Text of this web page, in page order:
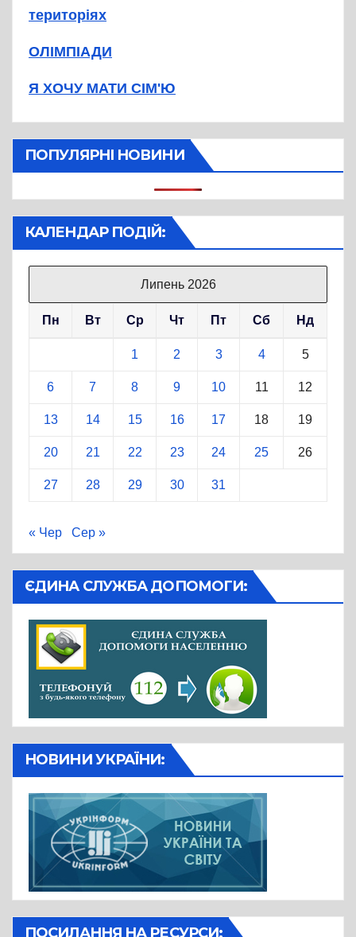
територіях
ОЛІМПІАДИ
Я ХОЧУ МАТИ СІМ'Ю
ПОПУЛЯРНІ НОВИНИ
КАЛЕНДАР ПОДІЙ:
Липень 2026
Пн Вт Ср Чт Пт Сб Нд
1 2 3 4 5
6 7 8 9 10 11 12
13 14 15 16 17 18 19
20 21 22 23 24 25 26
27 28 29 30 31
« Чер Сер »
ЄДИНА СЛУЖБА ДОПОМОГИ:
НОВИНИ УКРАЇНИ:
ПОСИЛАННЯ НА РЕСУРСИ: